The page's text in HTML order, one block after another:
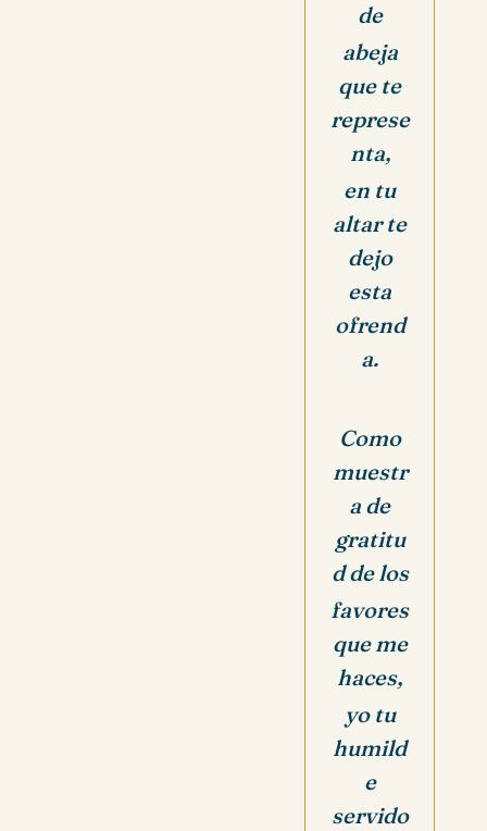
de
abeja
que te
represe
nta,
en tu
altar te
dejo
esta
ofrend
a.
Como
muestr
a de
gratitu
d de los
favores
que me
haces,
yo tu
humild
e
servido